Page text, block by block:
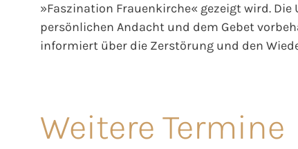
»Faszination Frauenkirche« gezeigt wird.
persönlichen Andacht und dem Gebet
informiert über die Zerstörung und den
Weitere Termine